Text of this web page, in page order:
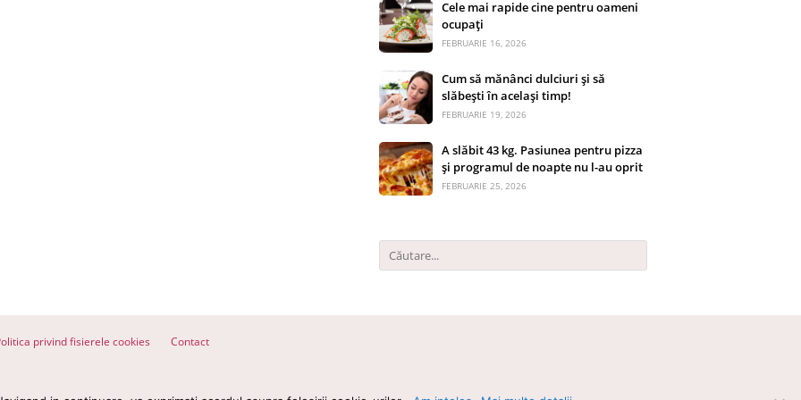
Cele mai rapide cine pentru oameni
ocupați
FEBRUARIE 16, 2026
Cum să mănânci dulciuri și să
slăbești în același timp!
FEBRUARIE 19, 2026
A slăbit 43 kg. Pasiunea pentru pizza
și programul de noapte nu l-au oprit
FEBRUARIE 25, 2026
privind fisierele cookies Contact